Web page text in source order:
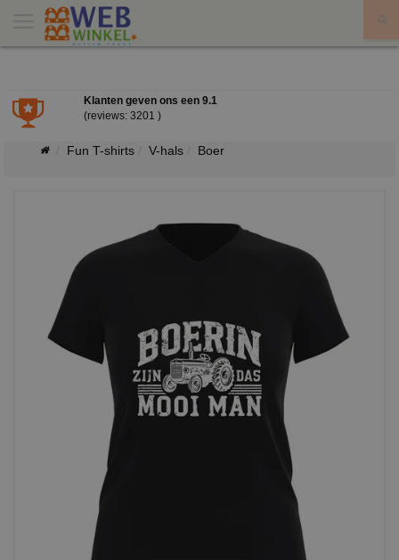
Klanten geven ons een 9.1
(reviews: 3201 )
Fun T-shirts V-hals Boer